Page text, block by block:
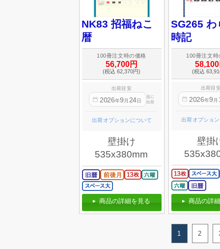
NK83 招福ねこ
暦
100冊注文時の価格
56,700円
(税込 62,370円)
出荷目安
2026年9 月 24日
迄に
出荷
出荷オプションについて
壁掛け
535x380mm
商品の詳細を見る
SG265
時記
100冊注文時
(税込
出荷目
2026年9 月
出荷オプショ
壁掛
商品の詳
1 2